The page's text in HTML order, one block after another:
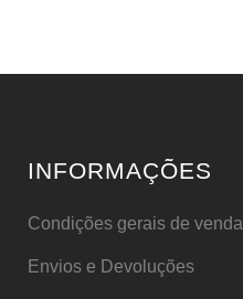
INFORMAÇÕES
Condições gerais de venda
Envios e Devoluções